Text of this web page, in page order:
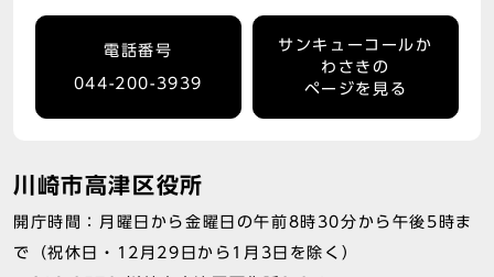
電話番号
044-200-3939
サンキューコールか
わさきの
ページを見る
川崎市高津区役所
開庁時間：月曜日から金曜日の午前8時30分から午後5時ま
で（祝休日・12月29日から1月3日を除く）